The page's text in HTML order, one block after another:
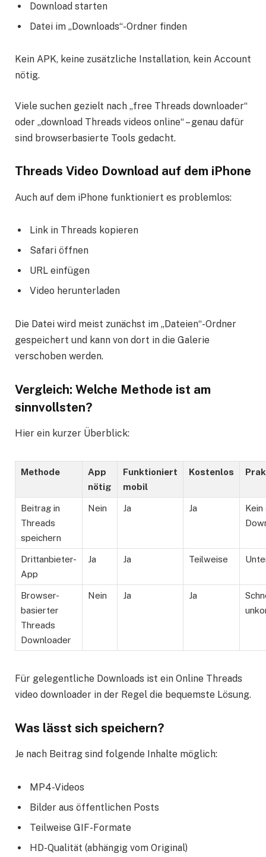
Download starten
Datei im „Downloads“-Ordner finden
Kein APK, keine zusätzliche Installation, kein Account
nötig.
Viele suchen gezielt nach „free Threads downloader“
oder „download Threads videos online“ – genau dafür
sind browserbasierte Tools gedacht.
Threads Video Download auf dem iPhone
Auch auf dem iPhone funktioniert es problemlos:
Link in Threads kopieren
Safari öffnen
URL einfügen
Video herunterladen
Die Datei wird meist zunächst im „Dateien“-Ordner
gespeichert und kann von dort in die Galerie
verschoben werden.
Vergleich: Welche Methode ist am
sinnvollsten?
Hier ein kurzer Überblick:
Methode
App
nötig
Funktioniert
mobil
Kostenlos
Beitrag in
Threads
speichern
Nein Ja Ja
Drittanbieter-
App
Ja Ja Teilweise
Browser-
basierter
Threads
Downloader
Nein Ja Ja
Für gelegentliche Downloads ist ein Online Threads
video downloader in der Regel die bequemste Lösung.
Was lässt sich speichern?
Je nach Beitrag sind folgende Inhalte möglich:
MP4-Videos
Bilder aus öffentlichen Posts
Teilweise GIF-Formate
HD-Qualität (abhängig vom Original)